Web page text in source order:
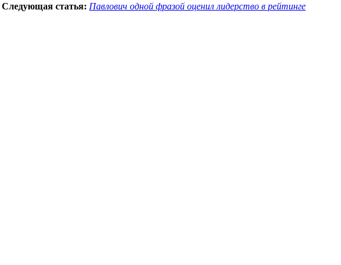
Следующая статья: Павлович одной фразой оценил лидерство в рейтинге